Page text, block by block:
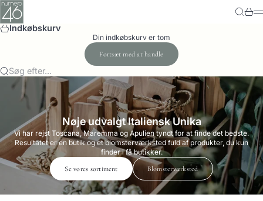
Spring til indhold
Numero-46 SøgKurv
Indkøbskurv
Din indkøbskurv er tom
Fortsæt med at handle
Søg efter...
Nøje udvalgt Italiensk Unika
Vi har rejst Toscana, Maremma og Apulien tyndt for at finde det bedste.
Resultatet er en butik og et blomsterværksted fuld af produkter, du kun
finder i få butikker.
Se vores sortiment Blomsterværksted